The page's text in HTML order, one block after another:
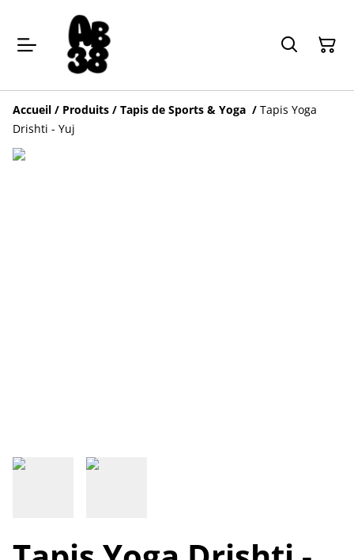
Accueil / Produits / Tapis de Sports & Yoga / Tapis Yoga
Drishti - Yuj